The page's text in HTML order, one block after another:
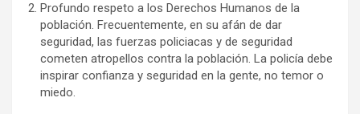
Profundo respeto a los Derechos Humanos de la
población. Frecuentemente, en su afán de dar
seguridad, las fuerzas policiacas y de seguridad
cometen atropellos contra la población. La policía debe
inspirar confianza y seguridad en la gente, no temor o
miedo.